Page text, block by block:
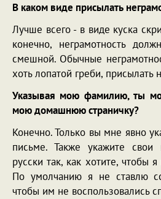
В каком виде присылать
Лучше всего - в виде куска
конечно, неграмотность
смешной. Обычные
хоть лопатой греби, присылать
Указывая мою фамилию, ты
мою домашнюю страничку?
Конечно. Только вы мне явно
письме. Также укажите
русски так, как хотите, чтобы
По умолчанию я не ставлю
чтобы им не воспользовались